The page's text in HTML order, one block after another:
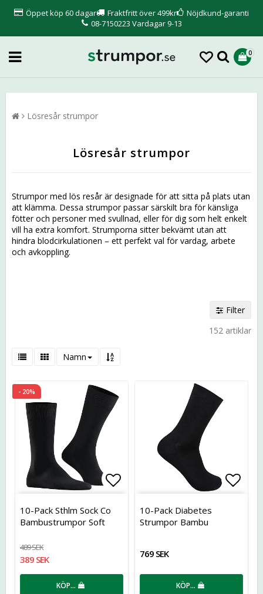
Öppet köp 60 dagar Fraktfritt över 499kr
Nöjdkund-garanti
08-7150223 Vardagar 9-13
0
Lösresår strumpor
Lösresår strumpor
Strumpor med lös resår är designade för att sitta på plats utan
att klämma. Dessa strumpor passar särskilt bra för känsliga
fötter och personer med svullnad, eller för dig som helt enkelt
vill ha extra komfort. Strumporna sitter bekvämt utan att
hindra blodcirkulationen – ett perfekt val för vardag, arbete
och avkoppling.
Filter
152 artiklar
Namn
- 20%
Lägg till i favoritlistan
10-Pack Sthlm Sock Co
Bambustrumpor Soft
489 SEK
389 SEK
KÖP…
10-Pack Diabetes
Strumpor Bambu
769 SEK
KÖP…